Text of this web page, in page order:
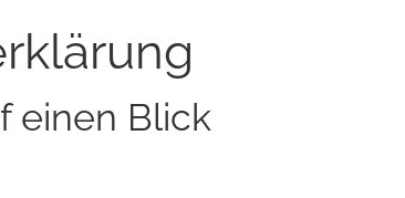
einen Blick